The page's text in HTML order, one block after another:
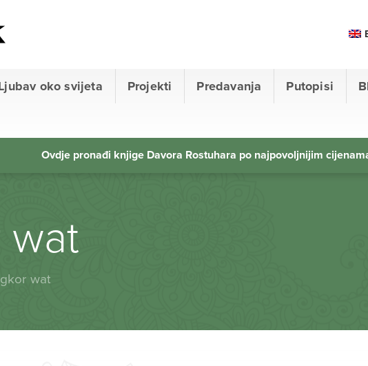
oko svijeta Projekti Predavanja Putopisi
Ovdje pronađi knjige Davora Rostuhara po najpovoljnijim
wat
wat